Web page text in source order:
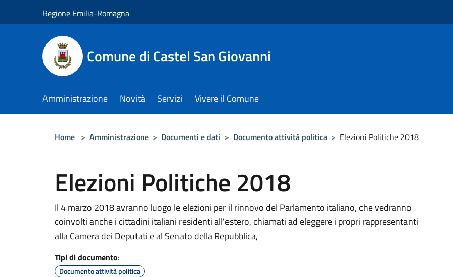
Regione Emilia-Romagna
Comune di Castel San Giovanni
Amministrazione Novità Servizi Vivere il Comune
Home > Amministrazione > Documenti e dati > Documento attività politica > Elezioni Politiche 2018
Elezioni Politiche 2018
Il 4 marzo 2018 avranno luogo le elezioni per il rinnovo del Parlamento italiano, che vedranno
coinvolti anche i cittadini italiani residenti all'estero, chiamati ad eleggere i propri rappresentanti
alla Camera dei Deputati e al Senato della Repubblica,
Tipi di documento:
Documento attività politica